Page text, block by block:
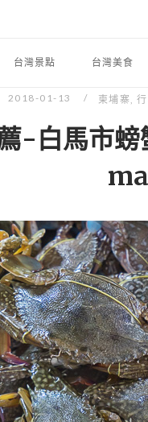
台灣景點 台灣美食
2018-01-13 柬埔寨 ,
-白馬市